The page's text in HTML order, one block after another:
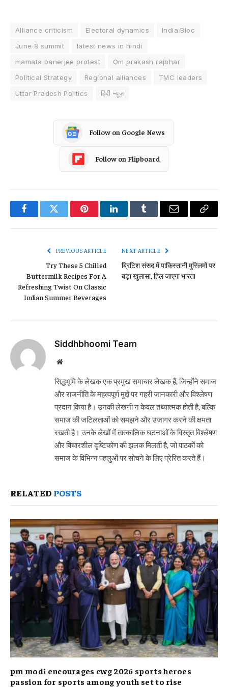
Alliance criticism Electoral dynamics
India Bloc
June 8 summit
latest news in hindi
mamata banerjee protest
Om prakash rajbhar
Political Strategy
Regional alliances
TMC leaders
Uttar Pradesh Politics
हिंदी न्यूज़
Follow on Google News
Follow on Flipboard
FacebookTwitter PinterestLinkedInTumblr Email
Copy
PREVIOUS ARTICLE
Try These 5 Chilled
Buttermilk Recipes For A
Refreshing Twist On Classic
Indian Summer Beverages
NEXT ARTICLE
ब्रिटिश संसद में पाकिस्तानी मुस्लिमों पर
बड़ा खुलासा, हिल जाएगा भारत!
Siddhbhoomi Team
Website
सिद्धभूमि के लेखक एक प्रमुख समाचार लेखक हैं, जिन्होंने समाज
और राजनीति के महत्वपूर्ण मुद्दों पर गहरी जानकारी और विश्लेषण
प्रदान किया है। उनकी लेखनी न केवल तथ्यात्मक होती है, बल्कि
समाज की जटिलताओं को समझने और उजागर करने की क्षमता
रखती है। उनके लेखों में तात्कालिक घटनाओं के विस्तृत विश्लेषण
और विचारशील दृष्टिकोण की झलक मिलती है, जो पाठकों को
समाज के विभिन्न पहलुओं पर सोचने के लिए प्रेरित करते हैं।
RELATED POSTS
pm modi encourages cwg 2026 sports heroes
passion for sports among youth set to rise